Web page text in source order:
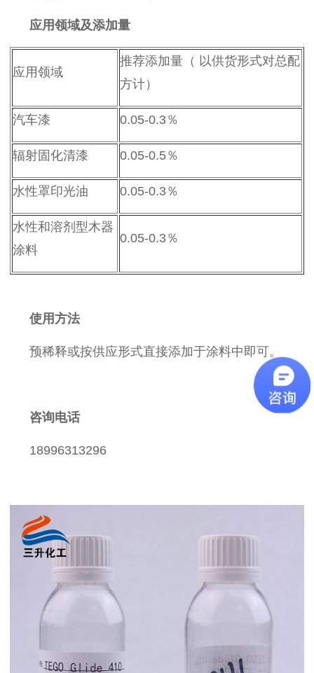
应用领域及添加量
应用领域
推荐添加量（ 以供货形式对总配
方计）
汽车漆 0.05-0.3％
辐射固化清漆 0.05-0.5％
水性罩印光油 0.05-0.3％
水性和溶剂型木器
涂料
0.05-0.3％
使用方法
预稀释或按供应形式直接添加于涂料中即可。
咨询电话
18996313296